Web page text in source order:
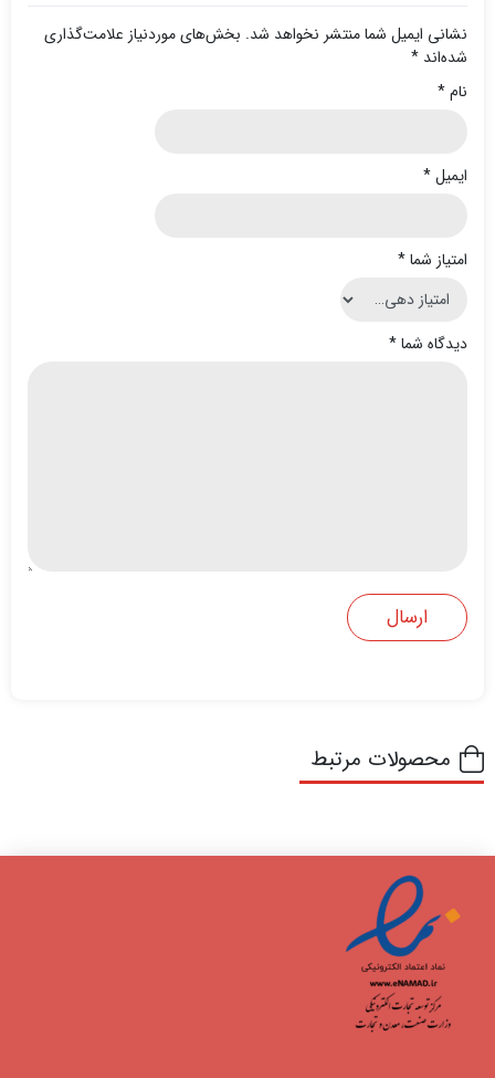
نشانی ایمیل شما منتشر نخواهد شد. بخش‌های موردنیاز علامت‌گذاری
شده‌اند *
نام*
ایمیل*
امتیاز شما*
دیدگاه شما*
محصولات مرتبط